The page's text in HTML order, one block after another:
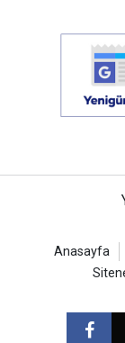
Anasayfa